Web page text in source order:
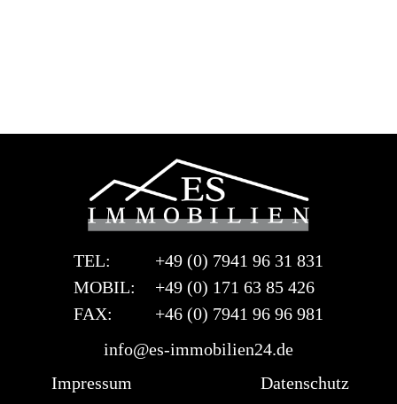
TEL:
+49 (0) 7941 96 31 831
MOBIL:
+49 (0) 171 63 85 426
FAX:
+46 (0) 7941 96 96 981
info@es-immobilien24.de
Impressum
Datenschutz